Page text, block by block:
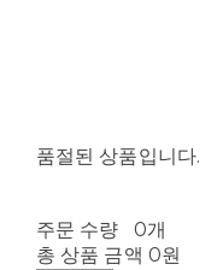
품절된 상품입니다.
주문 수량
0개
총 상품 금액 0원